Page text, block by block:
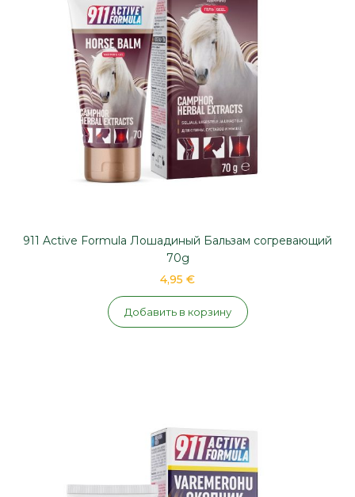
911 Active Formula Лошадиный Бальзам согревающий
70g
4,95 €
Добавить в корзину